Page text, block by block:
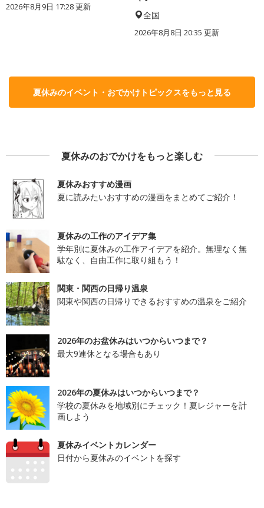
2026年8月9日 17:28更新
全国
2026年8月8日 20:35 更新
夏休みのイベント・おでかけトピックスをもっと見る
夏休みのおでかけをもっと楽しむ
夏休みおすすめ漫画
夏に読みたいおすすめの漫画をまとめてご紹介！
夏休みの工作のアイデア集
学年別に夏休みの工作アイデアを紹介。無理なく無
駄なく、自由工作に取り組もう！
関東・関西の日帰り温泉
関東や関西の日帰りできるおすすめの温泉をご紹介
2026年のお盆休みはいつからいつまで？
最大9連休となる場合もあり
2026年の夏休みはいつからいつまで？
学校の夏休みを地域別にチェック！夏レジャーを計
画しよう
夏休みイベントカレンダー
日付から夏休みのイベントを探す